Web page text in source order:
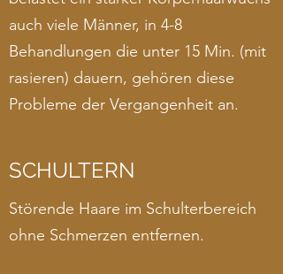
auch viele Männer, in 4-8
Behandlungen die unter 15 Min. (mit
rasieren) dauern, gehören diese
Probleme der Vergangenheit an.
SCHULTERN
Störende Haare im Schulterbereich
ohne Schmerzen entfernen.